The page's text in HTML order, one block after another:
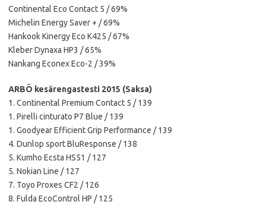
Continental Eco Contact 5 / 69%
Michelin Energy Saver + / 69%
Hankook Kinergy Eco K425 / 67%
Kleber Dynaxa HP3 / 65%
Nankang Econex Eco-2 / 39%
ARBÖ kesärengastesti 2015 (Saksa)
1. Continental Premium Contact 5 / 139
1. Pirelli cinturato P7 Blue / 139
1. Goodyear Efficient Grip Performance / 139
4. Dunlop sport BluResponse / 138
5. Kumho Ecsta HS51 / 127
5. Nokian Line / 127
7. Toyo Proxes CF2 / 126
8. Fulda EcoControl HP / 125